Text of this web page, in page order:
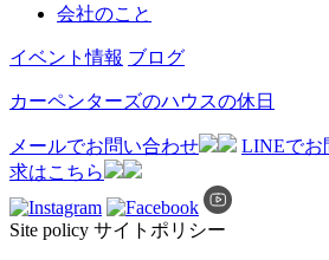
会社のこと
イベント情報 ブログ
カーペンターズのハウスの休日
メールでお問い合わせ LINEでお
求はこちら
Site policy サイトポリシー